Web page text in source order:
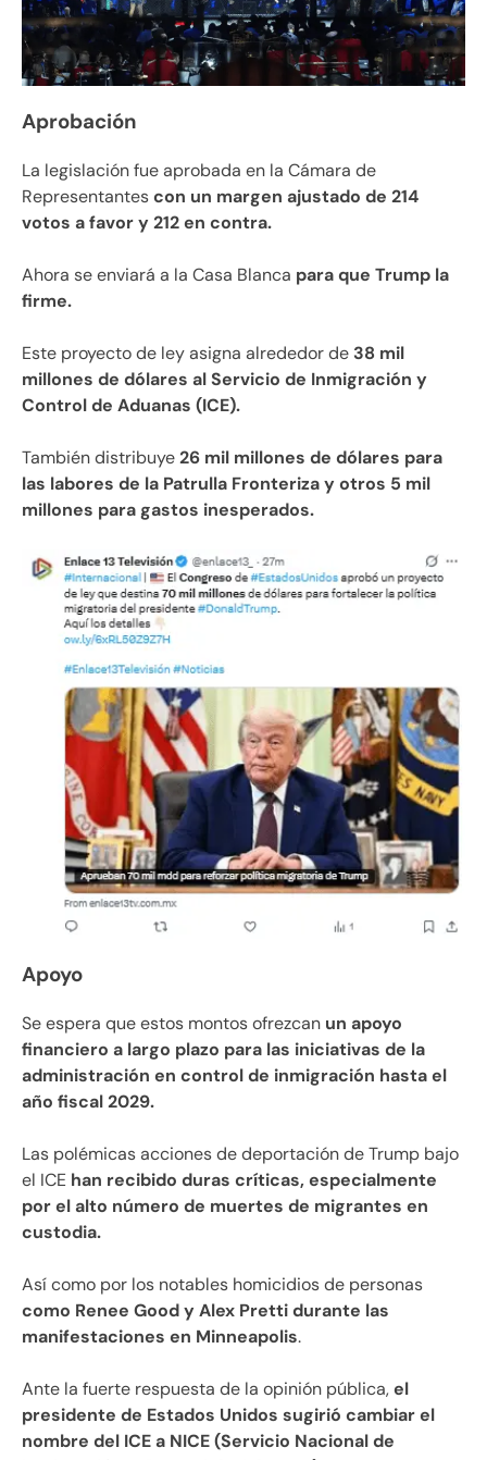
Aprobación
La legislación fue aprobada en la Cámara de
Representantescon un margen ajustado de 214
votos a favor y 212 en contra.
Ahora se enviará a la Casa Blanca para que Trump la
firme.
Este proyecto de ley asigna alrededor de 38 mil
millones de dólares al Servicio de Inmigración y
Control de Aduanas (ICE).
También distribuye26 mil millones de dólares para
las labores de la Patrulla Fronteriza y otros 5 mil
millones para gastos inesperados.
Apoyo
Se espera que estos montos ofrezcan un apoyo
financiero a largo plazo para las iniciativas de la
administración en control de inmigración hasta el
año fiscal 2029.
Las polémicas acciones de deportación de Trump bajo
el ICE han recibido duras críticas, especialmente
por el alto número de muertes de migrantes en
custodia.
Así como por los notables homicidios de personas
como Renee Good y Alex Pretti durante las
manifestaciones en Minneapolis.
Ante la fuerte respuesta de la opinión pública,el
presidente de Estados Unidos sugirió cambiar el
nombre del ICE a NICE (Servicio Nacional de